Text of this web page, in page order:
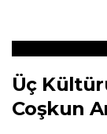
Üç
Coşkun